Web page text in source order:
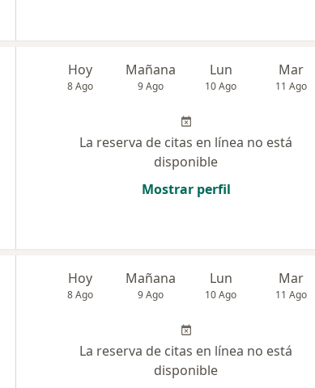
Hoy
8 Ago
Mañana
9 Ago
Lun
10 Ago
Mar
11 Ago
La reserva de citas en línea no está
disponible
Mostrar perfil
Hoy
8 Ago
Mañana
9 Ago
Lun
10 Ago
Mar
11 Ago
La reserva de citas en línea no está
disponible